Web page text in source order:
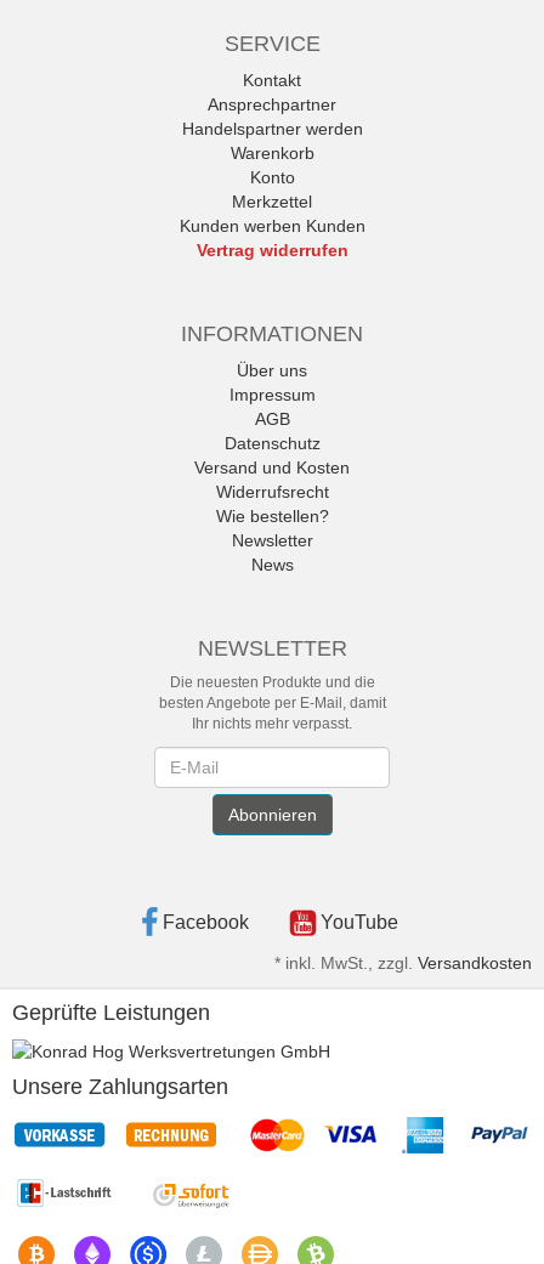
SERVICE
Kontakt
Ansprechpartner
Handelspartner werden
Warenkorb
Konto
Merkzettel
Kunden werben Kunden
Vertrag widerrufen
INFORMATIONEN
Über uns
Impressum
AGB
Datenschutz
Versand und Kosten
Widerrufsrecht
Wie bestellen?
Newsletter
News
NEWSLETTER
Die neuesten Produkte und die
besten Angebote per E-Mail, damit
Ihr nichts mehr verpasst.
Abonnieren
Facebook YouTube
* inkl. MwSt., zzgl. Versandkosten
Geprüfte Leistungen
Unsere Zahlungsarten